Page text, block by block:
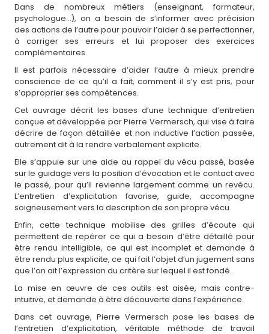
Dans de nombreux métiers (enseignant, formateur,
psychologue…), on a besoin de s’informer avec précision
des actions de l’autre pour pouvoir l’aider à se perfectionner,
à corriger ses erreurs et lui proposer des exercices
complémentaires.
Il est parfois nécessaire d’aider l’autre à mieux prendre
conscience de ce qu’il a fait, comment il s’y est pris, pour
s’approprier ses compétences.
Cet ouvrage décrit les bases d’une technique d’entretien
conçue et développée par Pierre Vermersch, qui vise à faire
décrire de façon détaillée et non inductive l’action passée,
autrement dit à la rendre verbalement explicite.
Elle s’appuie sur une aide au rappel du vécu passé, basée
sur le guidage vers la position d’évocation et le contact avec
le passé, pour qu’il revienne largement comme un revécu.
L’entretien d’explicitation favorise, guide, accompagne
soigneusement vers la description de son propre vécu.
Enfin, cette technique mobilise des grilles d’écoute qui
permettent de repérer ce qui a besoin d’être détaillé pour
être rendu intelligible, ce qui est incomplet et demande à
être rendu plus explicite, ce qui fait l’objet d’un jugement sans
que l’on ait l’expression du critère sur lequel il est fondé.
La mise en œuvre de ces outils est aisée, mais contre-
intuitive, et demande à être découverte dans l’expérience.
Dans cet ouvrage, Pierre Vermersch pose les bases de
l’entretien d’explicitation, véritable méthode de travail